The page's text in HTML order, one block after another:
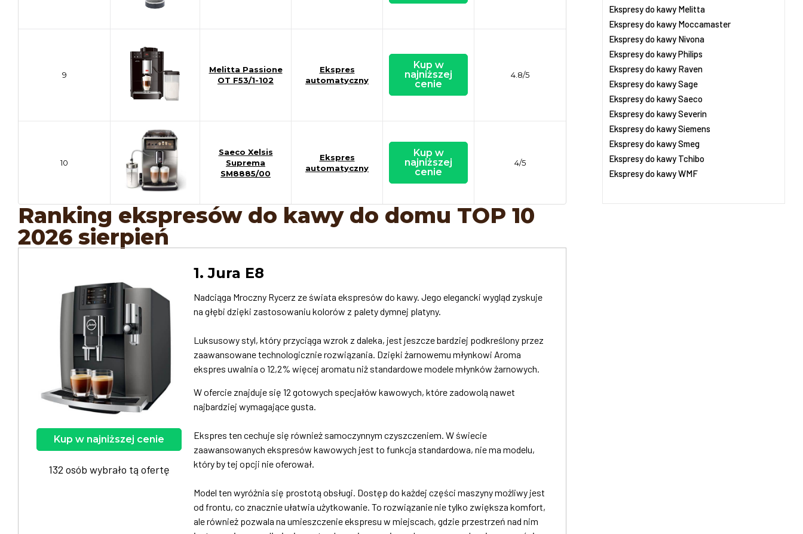
9
Melitta Passione
OT F53/1-102
Ekspres
automatyczny
Kup w
najniższej
cenie
4.8/5
10
Saeco Xelsis
Suprema
SM8885/00
Ekspres
automatyczny
Kup w
najniższej
cenie
4/5
Ranking ekspresów do kawy do domu TOP 10
2026 sierpień
Kup w najniższej cenie
132 osób wybrało tą ofertę
1. Jura E8
Nadciąga Mroczny Rycerz ze świata ekspresów do kawy. Jego elegancki wygląd zyskuje
na głębi dzięki zastosowaniu kolorów z palety dymnej platyny.
Luksusowy styl, który przyciąga wzrok z daleka, jest jeszcze bardziej podkreślony przez
zaawansowane technologicznie rozwiązania. Dzięki żarnowemu młynkowi Aroma
ekspres uwalnia o 12,2% więcej aromatu niż standardowe modele młynków żarnowych.
W ofercie znajduje się 12 gotowych specjałów kawowych, które zadowolą nawet
najbardziej wymagające gusta.
Ekspres ten cechuje się również samoczynnym czyszczeniem. W świecie
zaawansowanych ekspresów kawowych jest to funkcja standardowa, nie ma modelu,
który by tej opcji nie oferował.
Model ten wyróżnia się prostotą obsługi. Dostęp do każdej części maszyny możliwy jest
od frontu, co znacznie ułatwia użytkowanie. To rozwiązanie nie tylko zwiększa komfort,
ale również pozwala na umieszczenie ekspresu w miejscach, gdzie przestrzeń nad nim
Ekspresy do kawy Melitta
Ekspresy do kawy Moccamaster
Ekspresy do kawy Nivona
Ekspresy do kawy Philips
Ekspresy do kawy Raven
Ekspresy do kawy Sage
Ekspresy do kawy Saeco
Ekspresy do kawy Severin
Ekspresy do kawy Siemens
Ekspresy do kawy Smeg
Ekspresy do kawy Tchibo
Ekspresy do kawy WMF